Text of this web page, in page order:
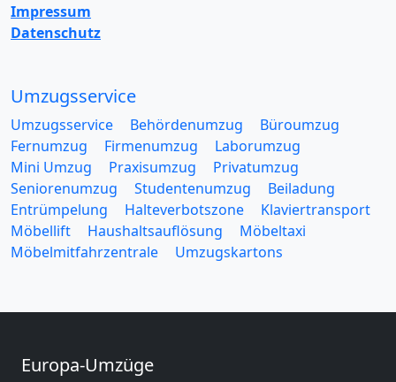
Impressum
Datenschutz
Umzugsservice
Umzugsservice Behördenumzug
Büroumzug
Fernumzug
Firmenumzug
Laborumzug
Mini Umzug
Praxisumzug
Privatumzug
Seniorenumzug
Studentenumzug
Beiladung
Entrümpelung
Halteverbotszone
Klaviertransport
Möbellift
Haushaltsauflösung
Möbeltaxi
Möbelmitfahrzentrale
Umzugskartons
Europa-Umzüge